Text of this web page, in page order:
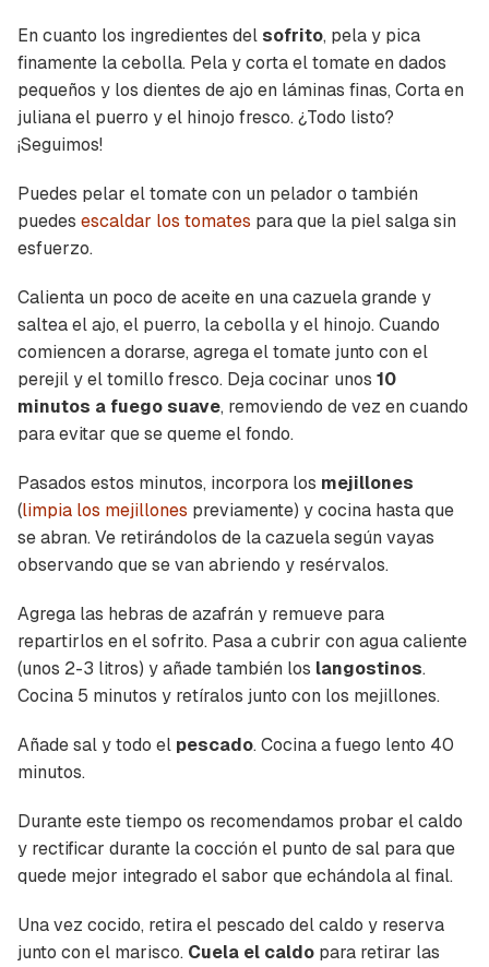
En cuanto los ingredientes del sofrito, pela y pica
finamente la cebolla. Pela y corta el tomate en dados
pequeños y los dientes de ajo en láminas finas, Corta en
juliana el puerro y el hinojo fresco. ¿Todo listo?
¡Seguimos!
Puedes pelar el tomate con un pelador o también
puedes escaldar los tomates para que la piel salga sin
esfuerzo.
Calienta un poco de aceite en una cazuela grande y
saltea el ajo, el puerro, la cebolla y el hinojo. Cuando
comiencen a dorarse, agrega el tomate junto con el
perejil y el tomillo fresco. Deja cocinar unos 10
minutos a fuego suave, removiendo de vez en cuando
para evitar que se queme el fondo.
Pasados estos minutos, incorpora los mejillones
(limpia los mejillones previamente) y cocina hasta que
se abran. Ve retirándolos de la cazuela según vayas
observando que se van abriendo y resérvalos.
Agrega las hebras de azafrán y remueve para
repartirlos en el sofrito. Pasa a cubrir con agua caliente
(unos 2-3 litros) y añade también los langostinos.
Cocina 5 minutos y retíralos junto con los mejillones.
Añade sal y todo el pescado. Cocina a fuego lento 40
minutos.
Durante este tiempo os recomendamos probar el caldo
y rectificar durante la cocción el punto de sal para que
quede mejor integrado el sabor que echándola al final.
Una vez cocido, retira el pescado del caldo y reserva
junto con el marisco. Cuela el caldo para retirar las